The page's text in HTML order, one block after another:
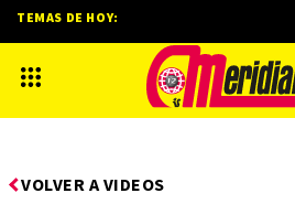
VOLVER A VIDEOS
TEMAS DE HOY: